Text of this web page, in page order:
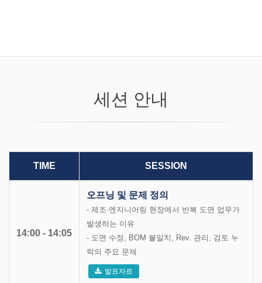
세션 안내
TIME SESSION
14:00 - 14:05
오프닝 및 문제 정의
- 제조·엔지니어링 현장에서 반복 도면 업무가
발생하는 이유
- 도면 수정, BOM 불일치, Rev. 관리, 검토 누
락의 주요 문제
발표자료